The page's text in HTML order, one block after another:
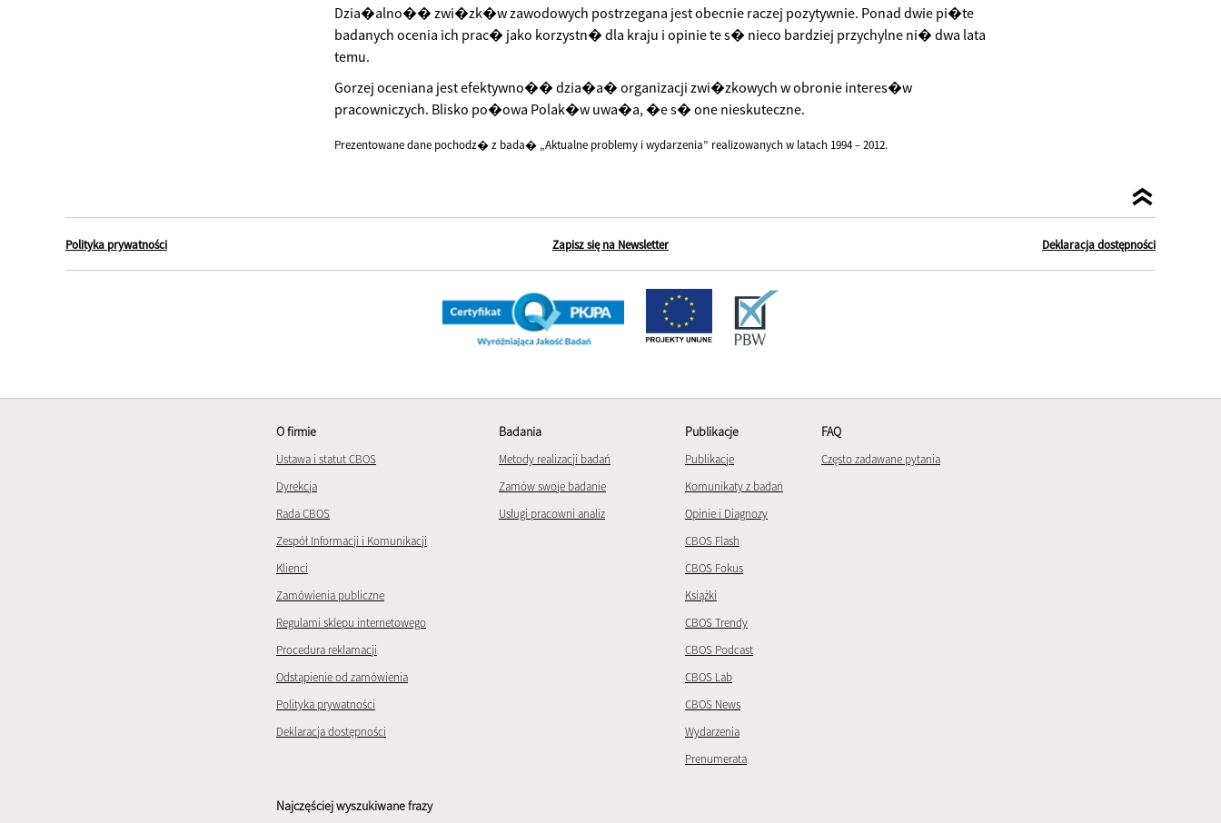
Dzia�alno�� zwi�zk�w zawodowych postrzegana jest obecnie raczej pozytywnie. Ponad dwie pi�te
badanych ocenia ich prac� jako korzystn� dla kraju i opinie te s� nieco bardziej przychylne ni� dwa lata
temu.
Gorzej oceniana jest efektywno�� dzia�a� organizacji zwi�zkowych w obronie interes�w
pracowniczych. Blisko po�owa Polak�w uwa�a, �e s� one nieskuteczne.
Prezentowane dane pochodz� z bada� „Aktualne problemy i wydarzenia” realizowanych w latach 1994 – 2012.
Polityka prywatności Zapisz się na Newsletter Deklaracja dostępności
O firmie
Ustawa i statut CBOS
Dyrekcja
Rada CBOS
Zespół Informacji i Komunikacji
Klienci
Zamówienia publiczne
Regulami sklepu internetowego
Procedura reklamacji
Odstąpienie od zamówienia
Polityka prywatności
Deklaracja dostępności
Badania
Metody realizacji badań
Zamów swoje badanie
Usługi pracowni analiz
Publikacje
Publikacje
Komunikaty z badań
Opinie i Diagnozy
CBOS Flash
CBOS Fokus
Książki
CBOS Trendy
CBOS Podcast
CBOS Lab
CBOS News
Wydarzenia
Prenumerata
FAQ
Często zadawane pytania
Najczęściej wyszukiwane frazy